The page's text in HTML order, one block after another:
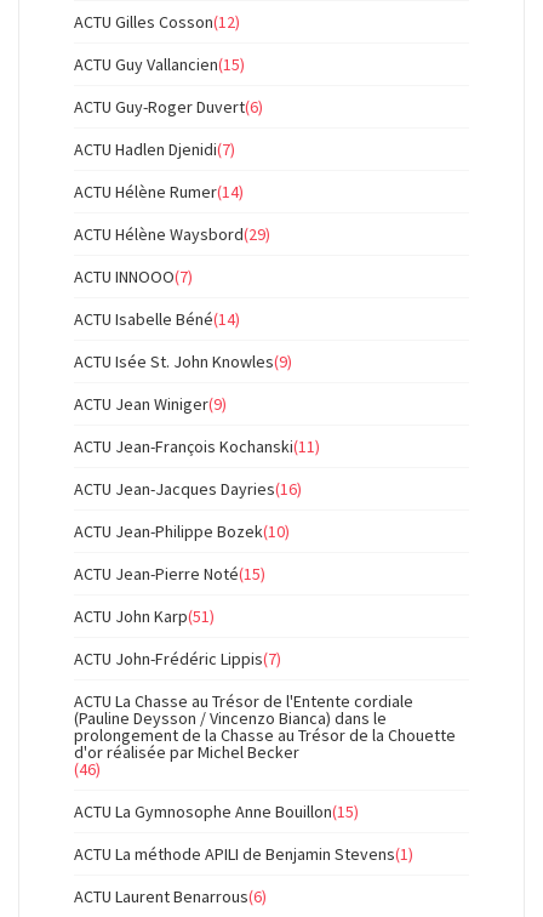
ACTU Gilles Cosson(12)
ACTU Guy Vallancien(15)
ACTU Guy-Roger Duvert(6)
ACTU Hadlen Djenidi(7)
ACTU Hélène Rumer(14)
ACTU Hélène Waysbord(29)
ACTU INNOOO(7)
ACTU Isabelle Béné(14)
ACTU Isée St. John Knowles(9)
ACTU Jean Winiger(9)
ACTU Jean-François Kochanski(11)
ACTU Jean-Jacques Dayries(16)
ACTU Jean-Philippe Bozek(10)
ACTU Jean-Pierre Noté(15)
ACTU John Karp(51)
ACTU John-Frédéric Lippis(7)
ACTU La Chasse au Trésor de l'Entente cordiale
(Pauline Deysson / Vincenzo Bianca) dans le
prolongement de la Chasse au Trésor de la Chouette
d'or réalisée par Michel Becker
(46)
ACTU La Gymnosophe Anne Bouillon(15)
ACTU La méthode APILI de Benjamin Stevens(1)
ACTU Laurent Benarrous(6)